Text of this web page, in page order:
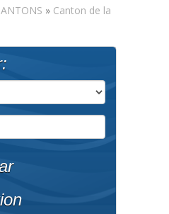
» Canton de la